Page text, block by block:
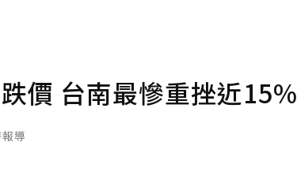
價 台南最慘重挫近15%
導